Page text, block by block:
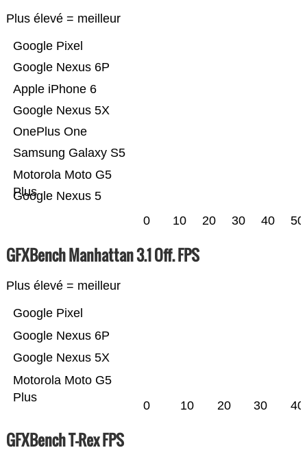
Plus élevé = meilleur
Google Nexus 5
Motorola Moto G5
Plus
Samsung Galaxy S5
OnePlus One
Google Nexus 5X
Apple iPhone 6
Google Nexus 6P
Google Pixel
0 10 20 30 40 50
GFXBench Manhattan 3.1 Off. FPS
Plus élevé = meilleur
Motorola Moto G5
Plus
Google Nexus 5X
Google Nexus 6P
Google Pixel
0 10 20 30 40
GFXBench T-Rex FPS